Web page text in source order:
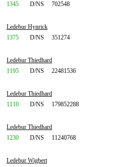
1345
D/NS 702548
Ledebur Hynrick
1375
D/NS 351274
Ledebur Thiedhard
1195
D/NS 22481536
Ledebur Thiedhard
1110
D/NS 179852288
Ledebur Thiedhard
1230
D/NS 11240768
Ledebur Wigbert